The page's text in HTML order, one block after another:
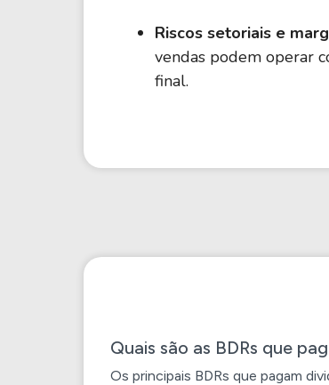
Riscos setoriais e
vendas podem operar
final.
Quais são as BDRs que
Os principais BDRs que pagam